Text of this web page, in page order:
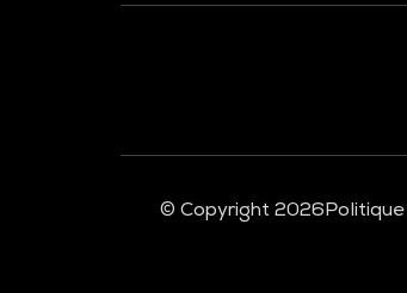
© Copyright 2026